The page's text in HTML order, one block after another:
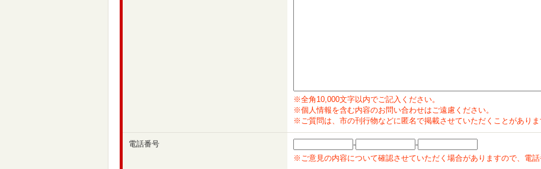
※全角10,000文字以内でご記入ください。
※個人情報を含む内容のお問い合わせはご遠慮ください。
※ご質問は、市の刊行物などに匿名で掲載させていただくことがありま
電話番号 -
-
※ご意見の内容について確認させていただく場合がありますので、電話